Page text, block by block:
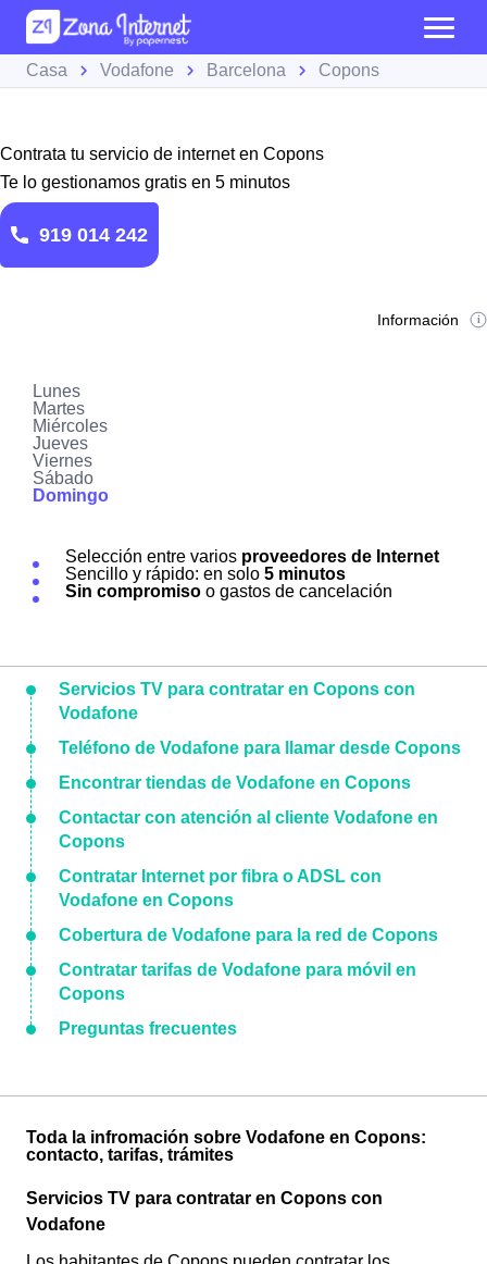
Casa Vodafone Barcelona Copons
Contrata tu servicio de internet en Copons
Te lo gestionamos gratis en 5 minutos
919 014 242
Información
Lunes
Martes
Miércoles
Jueves
Viernes
Sábado
Domingo
Selección entre varios proveedores de Internet
Sencillo y rápido: en solo 5 minutos
Sin compromiso o gastos de cancelación
Servicios TV para contratar en Copons con
Vodafone
Teléfono de Vodafone para llamar desde Copons
Encontrar tiendas de Vodafone en Copons
Contactar con atención al cliente Vodafone en
Copons
Contratar Internet por fibra o ADSL con
Vodafone en Copons
Cobertura de Vodafone para la red de Copons
Contratar tarifas de Vodafone para móvil en
Copons
Preguntas frecuentes
Toda la infromación sobre Vodafone en Copons:
contacto, tarifas, trámites
Servicios TV para contratar en Copons con
Vodafone